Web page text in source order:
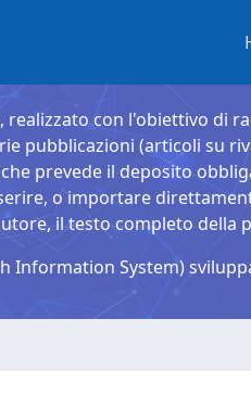
realizzato con l'obiettivo di
pubblicazioni (articoli su
prevede il deposito
o importare
il testo completo della
Information System)